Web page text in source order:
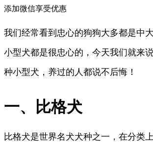
添加微信享受优惠
我们经常看到忠心的狗狗大多都是中
小型犬都是很忠心的，今天我们就来
种小型犬，养过的人都说不后悔！
一、比格犬
比格犬是世界名犬犬种之一，在分类